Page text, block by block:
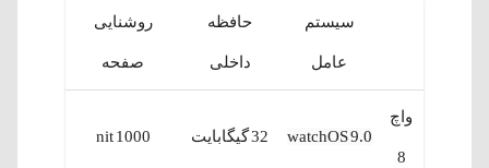
سیستم
عامل
حافظه
داخلی
روشنایی
صفحه
واچ
8
watchOS 9.0 32 گیگابایت 1000 nit